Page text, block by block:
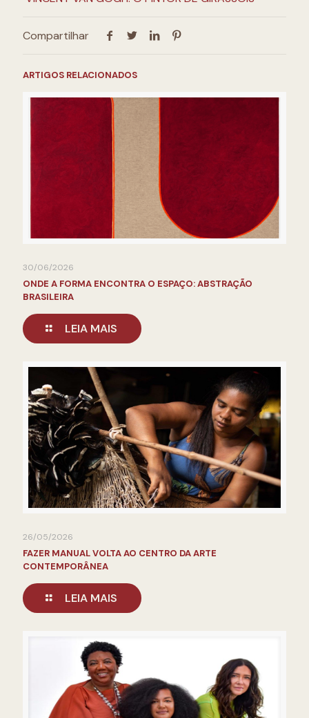
Compartilhar
ARTIGOS RELACIONADOS
30/06/2026
ONDE A FORMA ENCONTRA O ESPAÇO: ABSTRAÇÃO
BRASILEIRA
LEIA MAIS
26/05/2026
FAZER MANUAL VOLTA AO CENTRO DA ARTE
CONTEMPORÂNEA
LEIA MAIS